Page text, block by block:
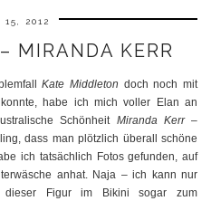
15, 2012
MIRANDA KERR
Kate Middleton doch noch mit
habe ich mich voller Elan an
Schönheit Miranda Kerr–
dass man plötzlich überall schöne
ich tatsächlich Fotos gefunden, auf
anhat. Naja – ich kann nur
Figur im Bikini sogar zum